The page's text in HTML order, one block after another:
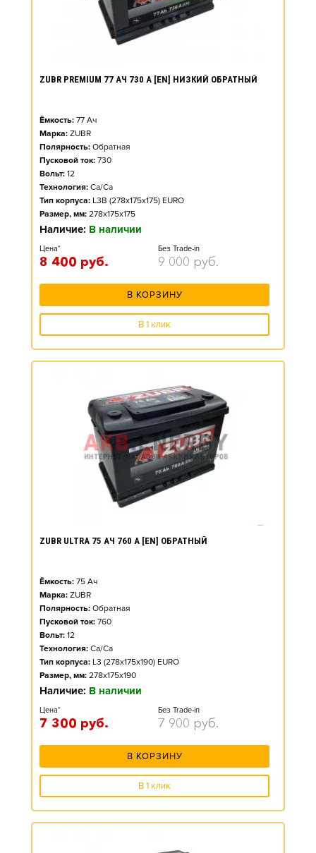
ZUBR PREMIUM 77 АЧ 730 А [EN] НИЗКИЙ ОБРАТНЫЙ
Ёмкость: 77 Ач
Марка: ZUBR
Полярность: Обратная
Пусковой ток: 730
Вольт: 12
Технология: Ca/Ca
Тип корпуса: L3B (278x175x175) EURO
Размер, мм: 278x175x175
Наличие: В наличии
Цена*
8 400 руб.
Без Trade-in
9 000 руб.
В КОРЗИНУ
В 1 клик
ZUBR ULTRA 75 АЧ 760 А [EN] ОБРАТНЫЙ
Ёмкость: 75 Ач
Марка: ZUBR
Полярность: Обратная
Пусковой ток: 760
Вольт: 12
Технология: Ca/Ca
Тип корпуса: L3 (278x175x190) EURO
Размер, мм: 278x175x190
Наличие: В наличии
Цена*
7 300 руб.
Без Trade-in
7 900 руб.
В КОРЗИНУ
В 1 клик